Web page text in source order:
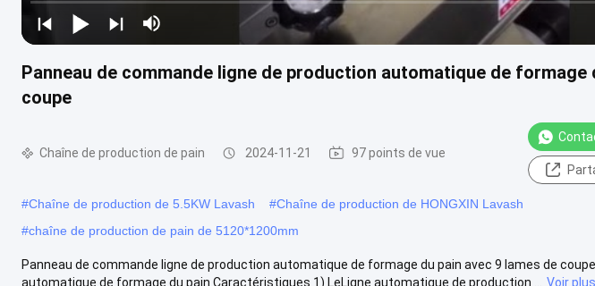
Panneau de commande ligne de production automatique de formage
coupe
Chaîne de production de pain 2024-11-21 97 points de vue
#Chaîne de production de 5.5KW Lavash #Chaîne de production de HONGXIN Lavash
#chaîne de production de pain de 5120*1200mm
Panneau de commande ligne de production automatique de formage du pain avec 9 lames de
automatique de formage du pain Caractéristiques 1) LeLigne automatique de production ...
Voir plus